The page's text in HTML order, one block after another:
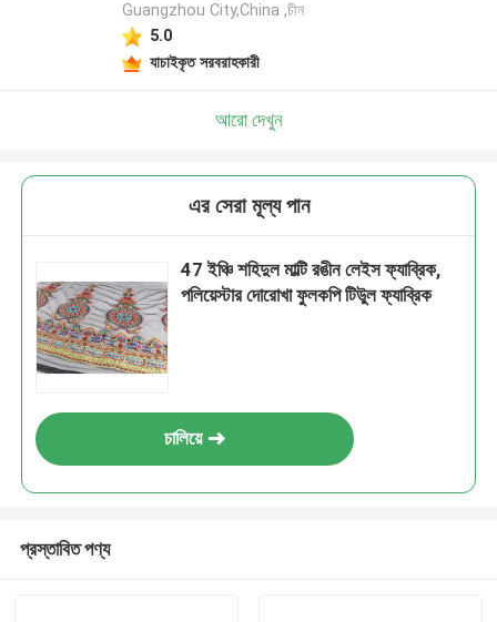
Guangzhou City,China ,চীন
5.0
যাচাইকৃত সরবরাহকারী
আরো দেখুন
এর সেরা মূল্য পান
47 ইঞ্চি শহিদুল মাল্টি রঙীন লেইস ফ্যাব্রিক,
পলিয়েস্টার দোরোখা ফুলকপি টিউুল ফ্যাব্রিক
চালিয়ে
প্রস্তাবিত পণ্য